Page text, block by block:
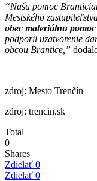
“Našu pomoc
Mestského
obec materiálnu
podporil uzatvorenie
obcou Brantice,”
zdroj: Mesto Trenčín
zdroj: trencin.sk
Total
0
Shares
Zdielať 0
Zdielať 0